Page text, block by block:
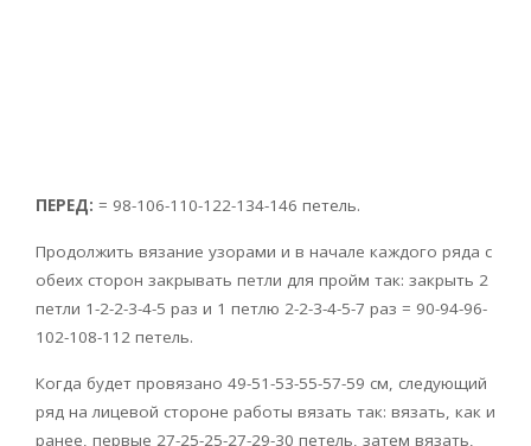
ПЕРЕД: = 98-106-110-122-134-146 петель.
Продолжить вязание узорами и в начале каждого ряда с
обеих сторон закрывать петли для пройм так: закрыть 2
петли 1-2-2-3-4-5 раз и 1 петлю 2-2-3-4-5-7 раз = 90-94-96-
102-108-112 петель.
Когда будет провязано 49-51-53-55-57-59 см, следующий
ряд на лицевой стороне работы вязать так: вязать, как и
ранее, первые 27-25-25-27-29-30 петель, затем вязать,